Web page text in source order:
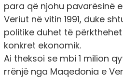
para që njohu pavarësinë
Veriut në vitin 1991, duke
politike duhet të
konkret ekonomik.
Ai theksoi se mbi 1 milion
rrënjë nga Maqedonia e